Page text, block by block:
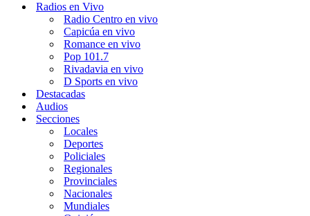
navegaciónRadios en Vivo
Radio Centro en vivo
Capicúa en vivo
Romance en vivo
Pop 101.7
Rivadavia en vivo
D Sports en vivo
Destacadas
Audios
Secciones
Locales
Deportes
Policiales
Regionales
Provinciales
Nacionales
Mundiales